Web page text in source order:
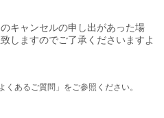
キャンセルの申し出があった場
しますのでご了承くださいますよ
あるご質問」をご参照ください。